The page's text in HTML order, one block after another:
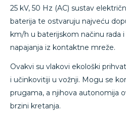
25 kV, 50 Hz (AC) sustav
baterija te ostvaruju najveću
km/h u baterijskom načinu rada
napajanja iz kontaktne mreže.
Ovakvi su vlakovi ekološki
i učinkovitiji u vožnji. Mogu se
prugama, a njihova autonomija
brzini kretanja.